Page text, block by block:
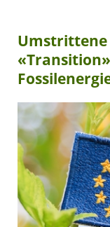
Umstrittene